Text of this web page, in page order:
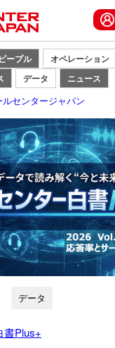
ピープル オペレーション
データ ニュース
ルセンタージャパン
データ
書Plus+